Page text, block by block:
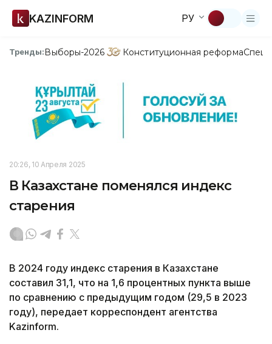
KAZINFORM РУ
Тренды:Выборы-2026 Конституционная реформа
20:26, 10 Апреля 2025
В Казахстане поменялся индекс
старения
В 2024 году индекс старения в Казахстане
составил 31,1, что на 1,6 процентных пункта выше
по сравнению с предыдущим годом (29,5 в 2023
году), передает корреспондент агентства
Kazinform.